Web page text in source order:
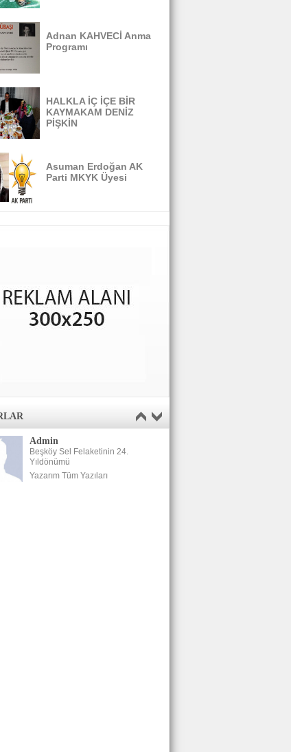
Adnan KAHVECİ Anma
Programı
HALKLA İÇ İÇE BİR
KAYMAKAM DENİZ
PİŞKİN
Asuman Erdoğan AK
Parti MKYK Üyesi
Admin
Beşköy Sel Felaketinin 24.
Yıldönümü
Yazarım Tüm Yazıları